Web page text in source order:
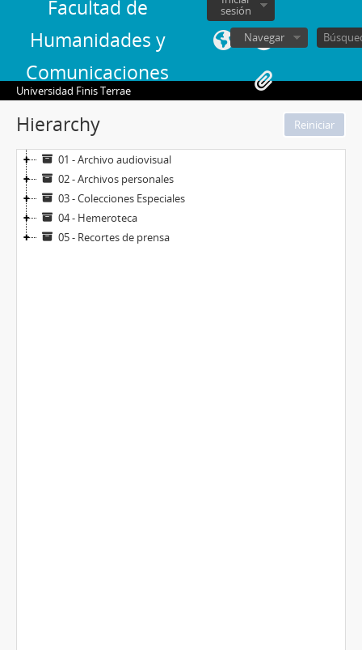
Facultad de
Humanidades y
Comunicaciones
sesión
Navegar
Universidad Finis Terrae
Hierarchy
01 - Archivo audiovisual
02 - Archivos personales
03 - Colecciones Especiales
04 - Hemeroteca
05 - Recortes de prensa